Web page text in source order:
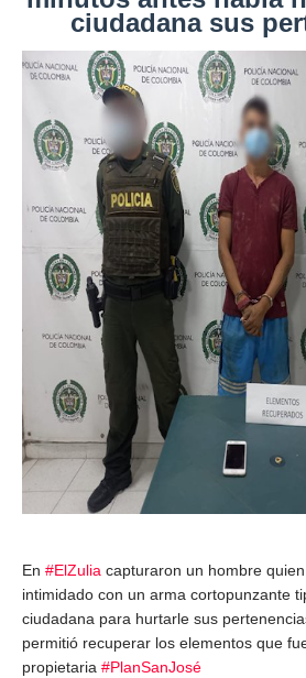
ciudadana sus
En #ElZulia capturaron un hombre
intimidado con un arma cortopunzante
ciudadana para hurtarle sus
permitió recuperar los elementos que
propietaria #PlanSanJosé